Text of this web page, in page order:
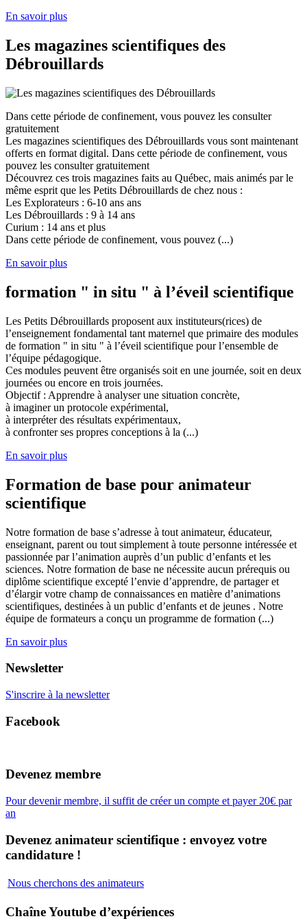
En savoir plus
Les magazines scientifiques des
Débrouillards
Dans cette période de confinement, vous pouvez les consulter
gratuitement
Les magazines scientifiques des Débrouillards vous sont maintenant
offerts en format digital. Dans cette période de confinement, vous
pouvez les consulter gratuitement
Découvrez ces trois magazines faits au Québec, mais animés par le
même esprit que les Petits Débrouillards de chez nous :
Les Explorateurs : 6-10 ans ans
Les Débrouillards : 9 à 14 ans
Curium : 14 ans et plus
Dans cette période de confinement, vous pouvez (...)
En savoir plus
formation " in situ " à l’éveil scientifique
Les Petits Débrouillards proposent aux instituteurs(rices) de
l’enseignement fondamental tant maternel que primaire des modules
de formation " in situ " à l’éveil scientifique pour l’ensemble de
l’équipe pédagogique.
Ces modules peuvent être organisés soit en une journée, soit en deux
journées ou encore en trois journées.
Objectif : Apprendre à analyser une situation concrète,
à imaginer un protocole expérimental,
à interpréter des résultats expérimentaux,
à confronter ses propres conceptions à la (...)
En savoir plus
Formation de base pour animateur
scientifique
Notre formation de base s’adresse à tout animateur, éducateur,
enseignant, parent ou tout simplement à toute personne intéressée et
passionnée par l’animation auprès d’un public d’enfants et les
sciences. Notre formation de base ne nécessite aucun prérequis ou
diplôme scientifique excepté l’envie d’apprendre, de partager et
d’élargir votre champ de connaissances en matière d’animations
scientifiques, destinées à un public d’enfants et de jeunes . Notre
équipe de formateurs a conçu un programme de formation (...)
En savoir plus
Newsletter
S'inscrire à la newsletter
Facebook
Devenez membre
Pour devenir membre, il suffit de créer un compte et payer 20€ par
an
Devenez animateur scientifique : envoyez votre
candidature !
Nous cherchons des animateurs
Chaîne Youtube d’expériences